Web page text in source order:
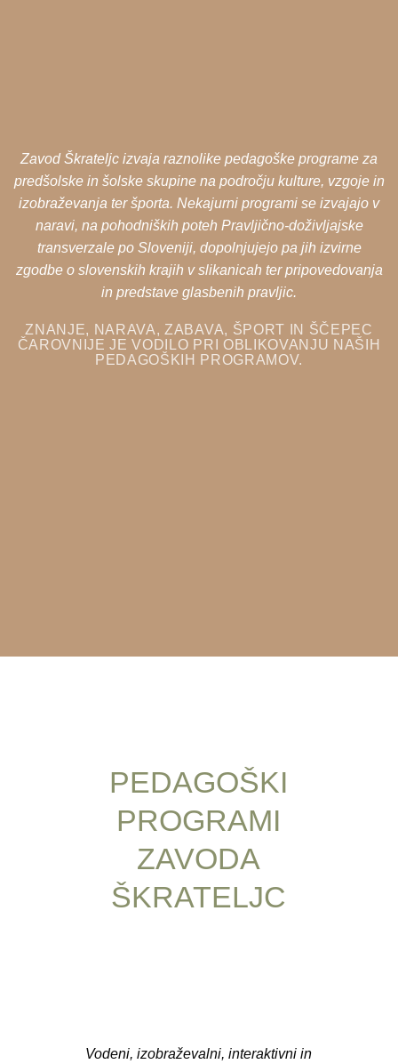
Zavod Škrateljc izvaja raznolike pedagoške programe za
predšolske in šolske skupine na področju kulture, vzgoje in
izobraževanja ter športa. Nekajurni programi se izvajajo v
naravi, na pohodniških poteh Pravljično-doživljajske
transverzale po Sloveniji, dopolnjujejo pa jih izvirne
zgodbe o slovenskih krajih v slikanicah ter pripovedovanja
in predstave glasbenih pravljic.
ZNANJE, NARAVA, ZABAVA, ŠPORT IN ŠČEPEC
ČAROVNIJE JE VODILO PRI OBLIKOVANJU NAŠIH
PEDAGOŠKIH PROGRAMOV.
PEDAGOŠKI
PROGRAMI
ZAVODA
ŠKRATELJC
Vodeni, izobraževalni, interaktivni in